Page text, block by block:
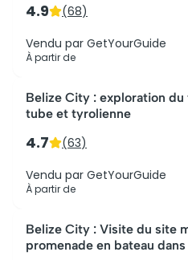
4.9 (68)
Vendu par GetYourGuide
À partir de
Belize City : exploration
tube et tyrolienne
4.7 (63)
Vendu par GetYourGuide
À partir de
Belize City : Visite du site
promenade en bateau